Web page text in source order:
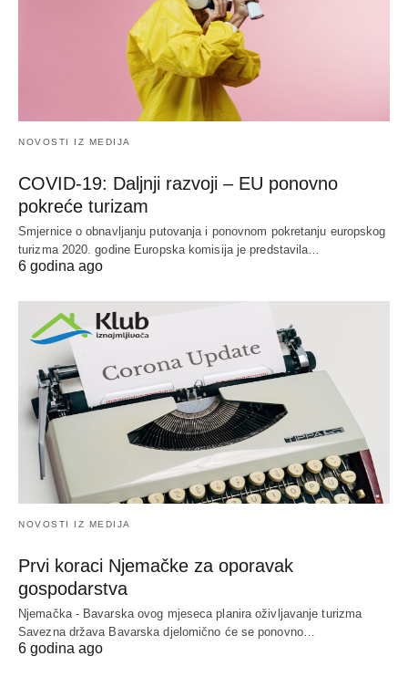
NOVOSTI IZ MEDIJA
COVID-19: Daljnji razvoji – EU ponovno
pokreće turizam
Smjernice o obnavljanju putovanja i ponovnom pokretanju europskog
turizma 2020. godine Europska komisija je predstavila…
6 godina ago
NOVOSTI IZ MEDIJA
Prvi koraci Njemačke za oporavak
gospodarstva
Njemačka - Bavarska ovog mjeseca planira oživljavanje turizma
Savezna država Bavarska djelomično će se ponovno…
6 godina ago